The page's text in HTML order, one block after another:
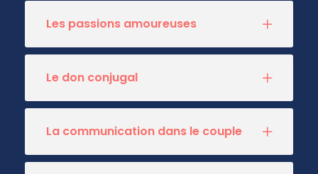
Les passions amoureuses
Le don conjugal
La communication dans le couple